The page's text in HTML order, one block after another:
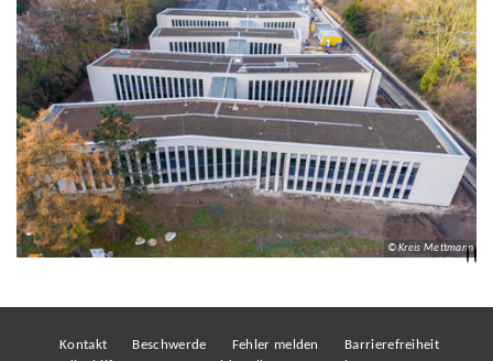
© Kreis Mettmann
Kontakt Beschwerde Fehler melden
Barrierefreiheit